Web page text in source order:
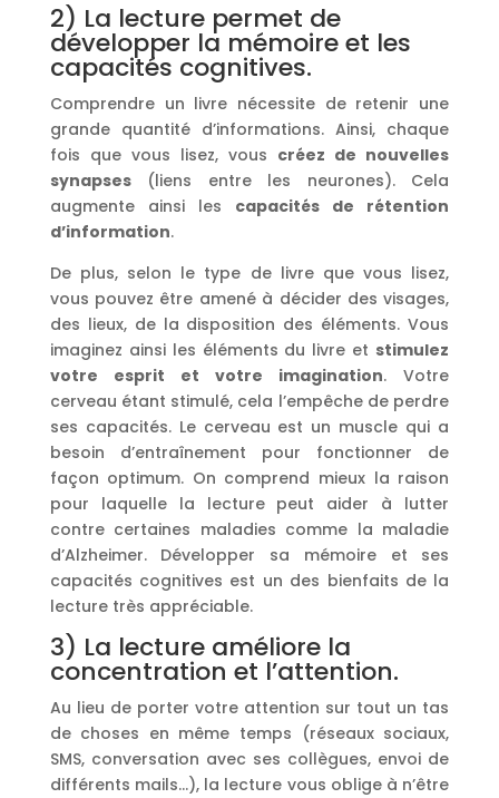
2) La lecture permet de
développer la mémoire et les
capacités cognitives.
Comprendre un livre nécessite de retenir une
grande quantité d’informations. Ainsi, chaque
fois que vous lisez, vous créez de nouvelles
synapses(liens entre les neurones). Cela
augmente ainsi les capacités de rétention
d’information.
De plus, selon le type de livre que vous lisez,
vous pouvez être amené à décider des visages,
des lieux, de la disposition des éléments. Vous
imaginez ainsi les éléments du livre et stimulez
votre esprit et votre imagination. Votre
cerveau étant stimulé, cela l’empêche de perdre
ses capacités. Le cerveau est un muscle qui a
besoin d’entraînement pour fonctionner de
façon optimum. On comprend mieux la raison
pour laquelle la lecture peut aider à lutter
contre certaines maladies comme la maladie
d’Alzheimer. Développer sa mémoire et ses
capacités cognitives est un des bienfaits de la
lecture très appréciable.
3) La lecture améliore la
concentration et l’attention.
Au lieu de porter votre attention sur tout un tas
de choses en même temps (réseaux sociaux,
SMS, conversation avec ses collègues, envoi de
différents mails…), la lecture vous oblige à n’être